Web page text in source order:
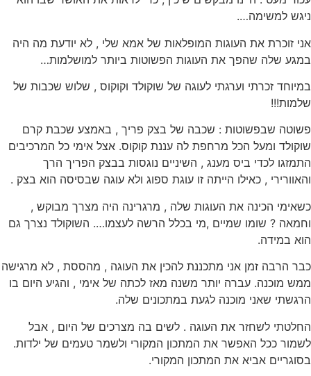
ניגש למשימה….
אני זוכרת את העוגות המופלאות של אמא שלי , לא יודעת מה היה
במגע שלה שהפך את העוגות הפשוטות ביותר למושלמות…
במיוחד זכרתי וערגתי לעוגה של שוקולד וקוקוס , שלוש שכבות של
שלמות!!!
פשוטה שבפשוטות : שכבה של בצק פריך , באמצע שכבת קרם
שוקולד ומעל הכל מרחפת לה עננת קוקוס. אצל אימי כל המרכיבים
התמזגו לכדי ביס מענג , השיניים נוגסות בבצק הפריך הרך
והאוורירי , כאילו הייתה זו עוגת ספוג ולא עוגה שבסיסה הוא בצק .
כשאימי הכינה את העוגות שלה , מרגרינה היה מצרך מבוקש ,
וחמאה ? שומו שמיים ,מי בכלל הרשה לעצמו…. השוקולד נצרך גם
הוא במידה.
כבר הרבה זמן אני מתכננת להכין את העוגה , מהססת , לא מרגישה
ממש מוכנה. עברה יותר משנה מאז לכתה של אימי , והגיע היום בו
הרגשתי שאני מוכנה לגעת במתכונים שלה.
החלטתי לשחזר את העוגה . לשים בה מצרכים של היום , אבל
לשמור ככל האפשר את המתכון המקורי ולשמר טעמים של ילדות.
בסוגריים אביא את המתכון המקורי.